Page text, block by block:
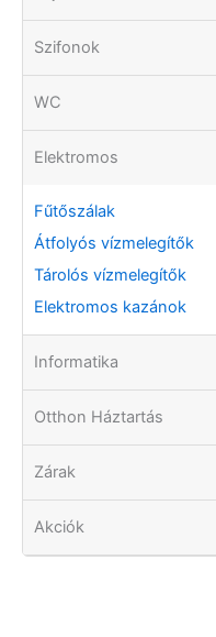
Szifonok
WC
Elektromos
Fűtőszálak
Átfolyós vízmelegítők
Tárolós vízmelegítők
Elektromos kazánok
Informatika
Otthon Háztartás
Zárak
Akciók